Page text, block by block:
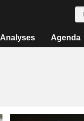
Analyses Agenda